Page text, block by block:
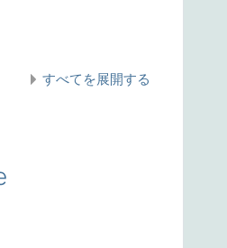
すべてを展開する